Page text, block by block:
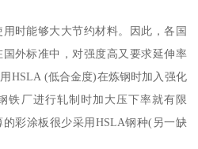
时能够大大节约材料。因此，各国
外标准中，对强度高又要求延伸率
HSLA (低合金度)在炼钢时加入强化
铁厂进行轧制时加大压下率就有限
彩涂板很少采用HSLA钢种(另一缺